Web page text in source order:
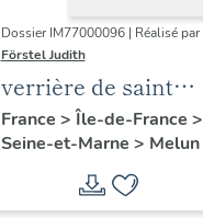
Dossier IM77000096 | Réalisé par
Förstel Judith
verrière de saint
François
France > Île-de-France >
Seine-et-Marne > Melun